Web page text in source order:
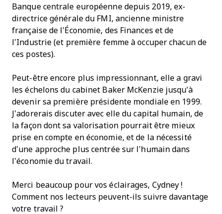
Banque centrale européenne depuis 2019, ex-
directrice générale du FMI, ancienne ministre
française de l’Économie, des Finances et de
l’Industrie (et première femme à occuper chacun de
ces postes).
Peut-être encore plus impressionnant, elle a gravi
les échelons du cabinet Baker McKenzie jusqu'à
devenir sa première présidente mondiale en 1999.
J’adorerais discuter avec elle du capital humain, de
la façon dont sa valorisation pourrait être mieux
prise en compte en économie, et de la nécessité
d’une approche plus centrée sur l’humain dans
l’économie du travail.
Merci beaucoup pour vos éclairages, Cydney !
Comment nos lecteurs peuvent-ils suivre davantage
votre travail ?